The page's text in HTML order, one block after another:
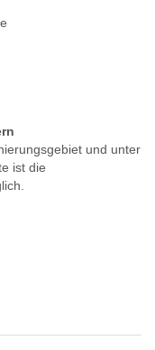
und unter
ist die